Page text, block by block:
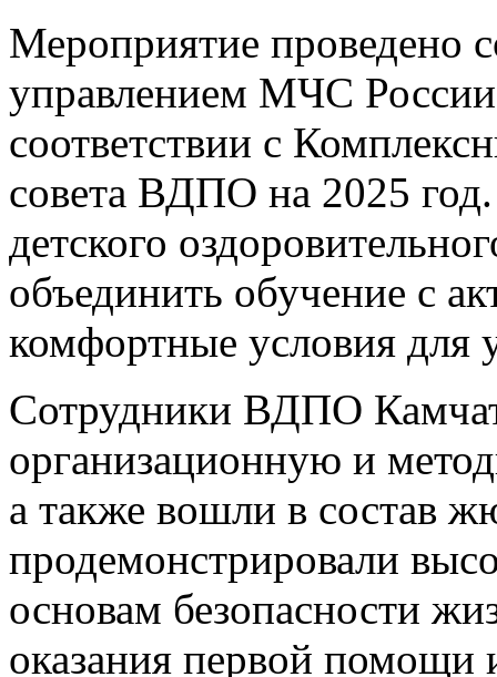
Мероприятие проведено
управлением МЧС
соответствии с
совета ВДПО на 2025
детского
объединить обучение с
комфортные условия для
Сотрудники ВДПО
организационную и
а также вошли в состав
продемонстрировали
основам безопасности
оказания первой помощи